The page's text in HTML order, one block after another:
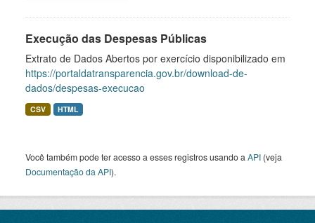
Execução das Despesas Públicas
Extrato de Dados Abertos por exercício disponibilizado em
https://portaldatransparencia.gov.br/download-de-
dados/despesas-execucao
CSV HTML
Você também pode ter acesso a esses registros usando a API (veja
Documentação da API).